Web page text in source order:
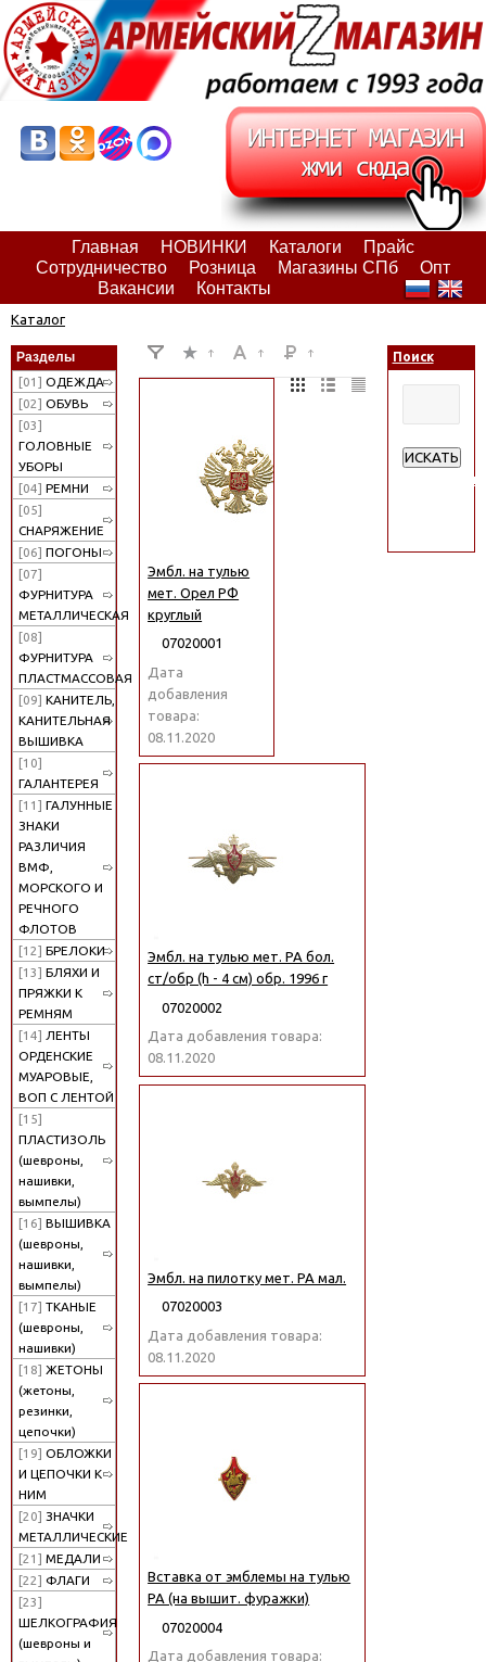
Главная НОВИНКИ Каталоги
Прайс
Сотрудничество
Розница Магазины СПб
Опт
Вакансии
Контакты
Каталог
Разделы
[01] ОДЕЖДА
[02] ОБУВЬ
[03]
ГОЛОВНЫЕ
УБОРЫ
[04] РЕМНИ
[05]
СНАРЯЖЕНИЕ
[06] ПОГОНЫ
[07]
ФУРНИТУРА
МЕТАЛЛИЧЕСКАЯ
[08]
ФУРНИТУРА
ПЛАСТМАССОВАЯ
[09] КАНИТЕЛЬ,
КАНИТЕЛЬНАЯ
ВЫШИВКА
[10]
ГАЛАНТЕРЕЯ
[11] ГАЛУННЫЕ
ЗНАКИ
РАЗЛИЧИЯ
ВМФ,
МОРСКОГО И
РЕЧНОГО
ФЛОТОВ
[12] БРЕЛОКИ
[13] БЛЯХИ И
ПРЯЖКИ К
РЕМНЯМ
[14] ЛЕНТЫ
ОРДЕНСКИЕ
МУАРОВЫЕ,
ВОП С ЛЕНТОЙ
[15]
ПЛАСТИЗОЛЬ
(шевроны,
нашивки,
вымпелы)
[16] ВЫШИВКА
(шевроны,
нашивки,
вымпелы)
[17] ТКАНЫЕ
(шевроны,
нашивки)
[18] ЖЕТОНЫ
(жетоны,
резинки,
цепочки)
[19] ОБЛОЖКИ
И ЦЕПОЧКИ К
НИМ
[20] ЗНАЧКИ
МЕТАЛЛИЧЕСКИЕ
[21] МЕДАЛИ
[22] ФЛАГИ
[23]
ШЕЛКОГРАФИЯ
(шевроны и
Эмбл. на тулью
мет. Орел РФ
круглый
07020001
Дата
добавления
товара:
08.11.2020
Эмбл. на тулью мет. РА бол.
ст/обр (h - 4 см) обр. 1996 г
07020002
Дата добавления товара:
08.11.2020
Эмбл. на пилотку мет. РА мал.
07020003
Дата добавления товара:
08.11.2020
Вставка от эмблемы на тулью
РА (на вышит. фуражки)
07020004
Дата добавления товара:
Поиск
ИСКАТЬ